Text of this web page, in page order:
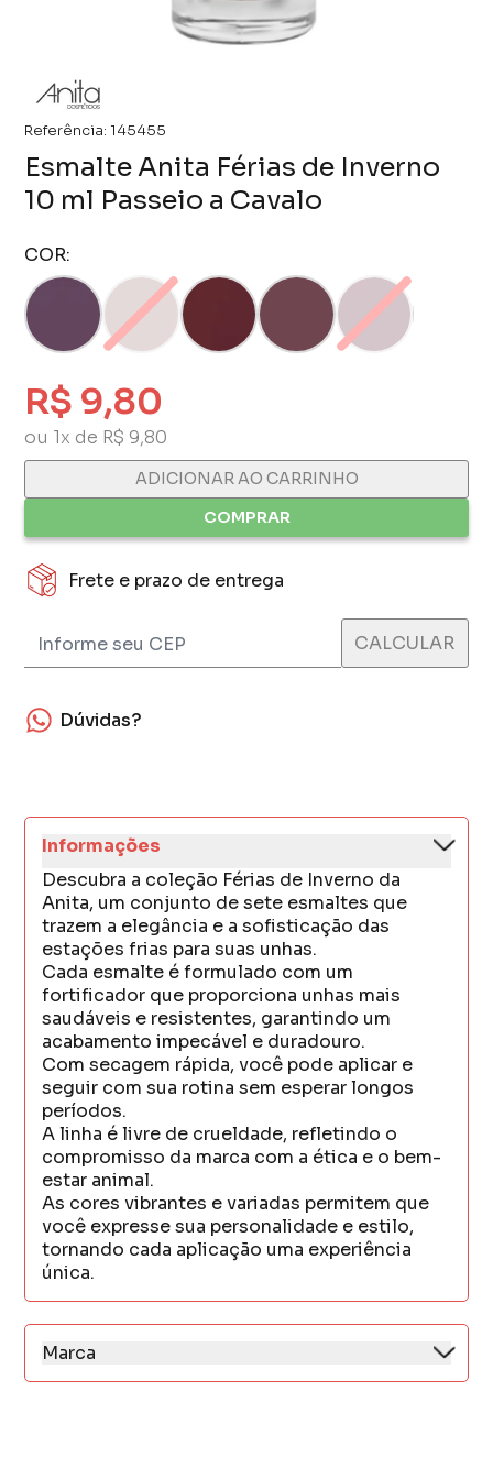
Referência: 145455
Esmalte Anita Férias de Inverno
10 ml Passeio a Cavalo
COR:
R$ 9,80
ou 1x de R$ 9,80
ADICIONAR AO CARRINHO
COMPRAR
Frete e prazo de entrega
Dúvidas?
Informações
Descubra a coleção Férias de Inverno da
Anita, um conjunto de sete esmaltes que
trazem a elegância e a sofisticação das
estações frias para suas unhas.
Cada esmalte é formulado com um
fortificador que proporciona unhas mais
saudáveis e resistentes, garantindo um
acabamento impecável e duradouro.
Com secagem rápida, você pode aplicar e
seguir com sua rotina sem esperar longos
períodos.
A linha é livre de crueldade, refletindo o
compromisso da marca com a ética e o bem-
estar animal.
As cores vibrantes e variadas permitem que
você expresse sua personalidade e estilo,
tornando cada aplicação uma experiência
única.
Marca
A Anita Cosméticos é uma empresa paulista,